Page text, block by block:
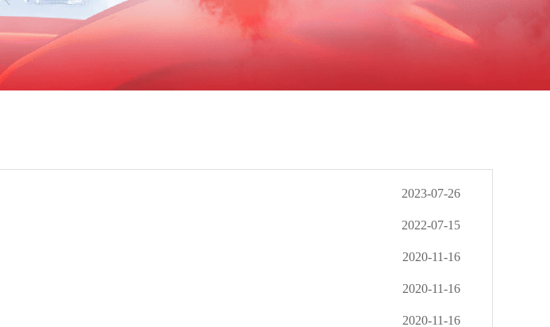
2023-07-26
2022-07-15
2020-11-16
2020-11-16
2020-11-16